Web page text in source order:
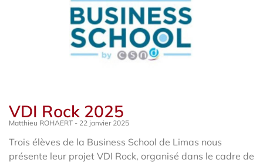
VDI Rock 2025
Matthieu ROHAERT 22 janvier 2025
Trois élèves de la Business School de Limas nous
présente leur projet VDI Rock, organisé dans le cadre de